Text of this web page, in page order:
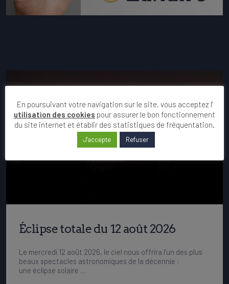
Éclipse totale du 12 août 2026
Le mercredi 12 août 2026, le ciel nous offrira l’un des plus
beaux spectacles astronomiques de la décennie :
une éclipse solaire …
En poursuivant votre navigation sur le site, vous acceptez l'
utilisation des cookies pour assurer le bon fonctionnement
du site internet et établir des statistiques de fréquentation.
J'accepte Refuser